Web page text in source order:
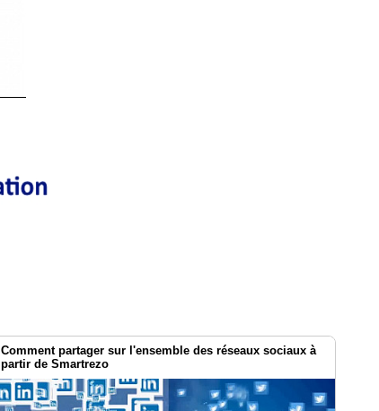
Comment partager sur l'ensemble des réseaux sociaux à
partir de Smartrezo